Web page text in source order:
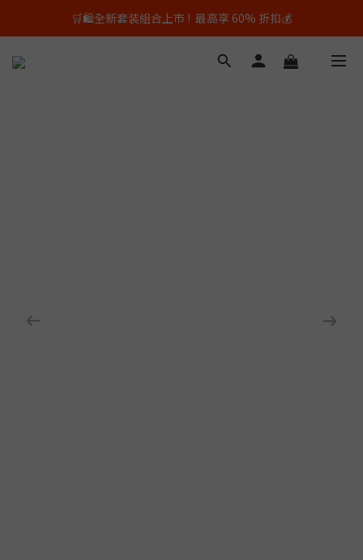
🕙平日上午10點以前的訂單，即日出貨✨
🛒🛍️全新套装組合上市 !  最高享 60% 折扣💰
📦🚚活動期間全場免運費💸